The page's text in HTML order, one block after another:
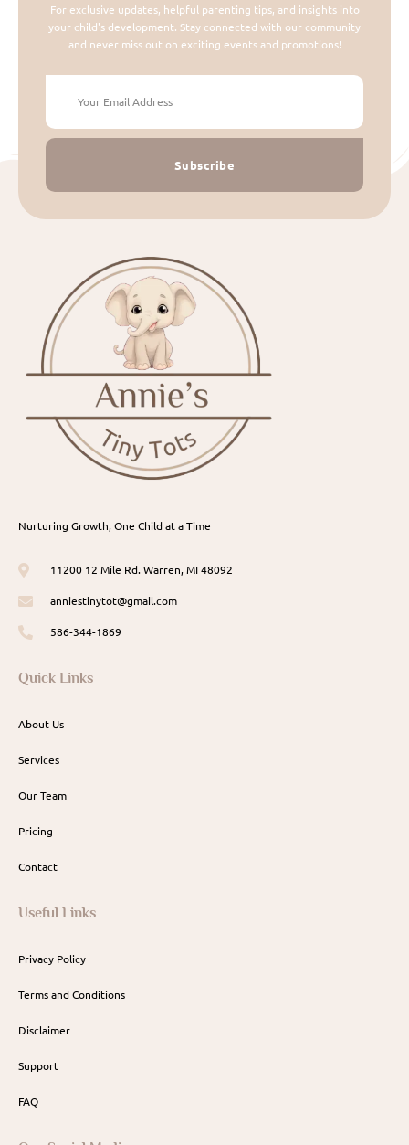
For exclusive updates, helpful parenting tips, and insights into
your child's development. Stay connected with our community
and never miss out on exciting events and promotions!
Subscribe
Nurturing Growth, One Child at a Time
11200 12 Mile Rd. Warren, MI 48092
anniestinytot@gmail.com
586-344-1869
Quick Links
About Us
Services
Our Team
Pricing
Contact
Useful Links
Privacy Policy
Terms and Conditions
Disclaimer
Support
FAQ